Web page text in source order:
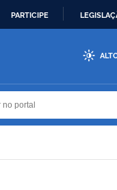
PARTICIPE